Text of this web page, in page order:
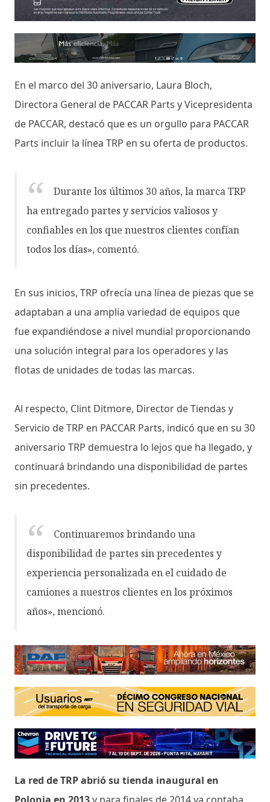
En el marco del 30 aniversario, Laura Bloch,
Directora General de PACCAR Parts y Vicepresidenta
de PACCAR, destacó que es un orgullo para PACCAR
Parts incluir la línea TRP en su oferta de productos.
Durante los últimos 30 años, la marca TRP
ha entregado partes y servicios valiosos y
confiables en los que nuestros clientes confían
todos los días», comentó.
En sus inicios, TRP ofrecía una línea de piezas que se
adaptaban a una amplia variedad de equipos que
fue expandiéndose a nivel mundial proporcionando
una solución integral para los operadores y las
flotas de unidades de todas las marcas.
Al respecto, Clint Ditmore, Director de Tiendas y
Servicio de TRP en PACCAR Parts, indicó que en su 30
aniversario TRP demuestra lo lejos que ha llegado, y
continuará brindando una disponibilidad de partes
sin precedentes.
Continuaremos brindando una
disponibilidad de partes sin precedentes y
experiencia personalizada en el cuidado de
camiones a nuestros clientes en los próximos
años», mencionó.
La red de TRP abrió su tienda inaugural en